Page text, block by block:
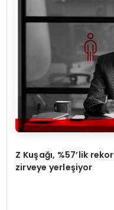
Z Kuşağı, %57’lik rekor
zirveye yerleşiyor